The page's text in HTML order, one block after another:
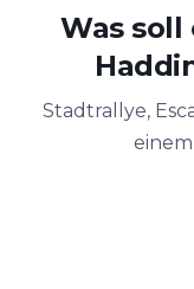
Was soll
Stadtrallye,